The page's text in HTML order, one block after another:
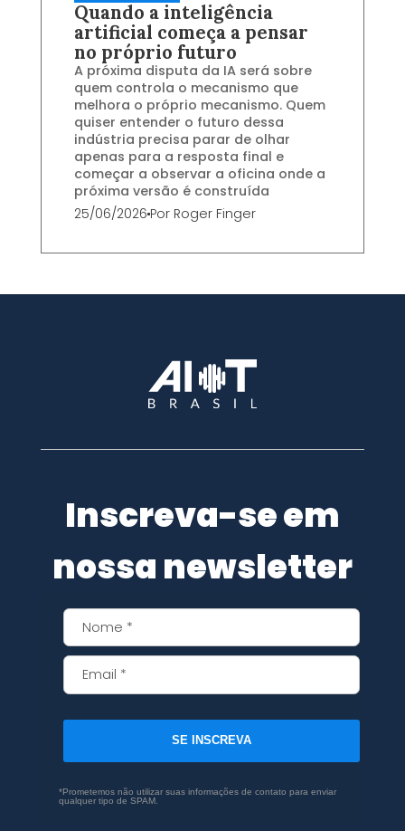
Quando a inteligência
artificial começa a pensar
no próprio futuro
A próxima disputa da IA será sobre
quem controla o mecanismo que
melhora o próprio mecanismo. Quem
quiser entender o futuro dessa
indústria precisa parar de olhar
apenas para a resposta final e
começar a observar a oficina onde a
próxima versão é construída
25/06/2026Por Roger Finger
Inscreva-se em
nossa newsletter
SE INSCREVA
*Prometemos não utilizar suas informações de contato para enviar
qualquer tipo de SPAM.